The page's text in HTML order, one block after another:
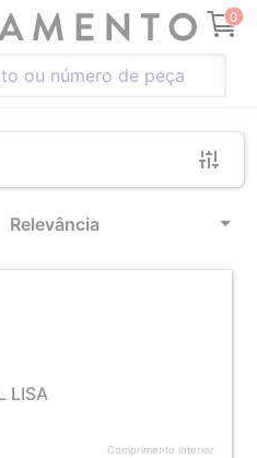
0
Relevância
LISA
Comprimento interior